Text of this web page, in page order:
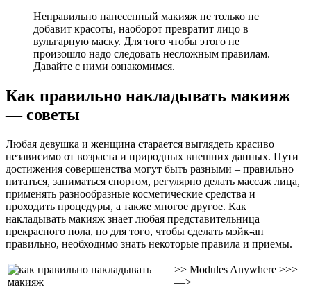
Неправильно нанесенный макияж не только не
добавит красоты, наоборот превратит лицо в
вульгарную маску. Для того чтобы этого не
произошло надо следовать несложным правилам.
Давайте с ними ознакомимся.
Как правильно накладывать макияж
— советы
Любая девушка и женщина старается выглядеть красиво
независимо от возраста и природных внешних данных. Пути
достижения совершенства могут быть разными – правильно
питаться, заниматься спортом, регулярно делать массаж лица,
применять разнообразные косметические средства и
проходить процедуры, а также многое другое. Как
накладывать макияж знает любая представительница
прекрасного пола, но для того, чтобы сделать мэйк-ап
правильно, необходимо знать некоторые правила и приемы.
>> Modules Anywhere >>>
—>